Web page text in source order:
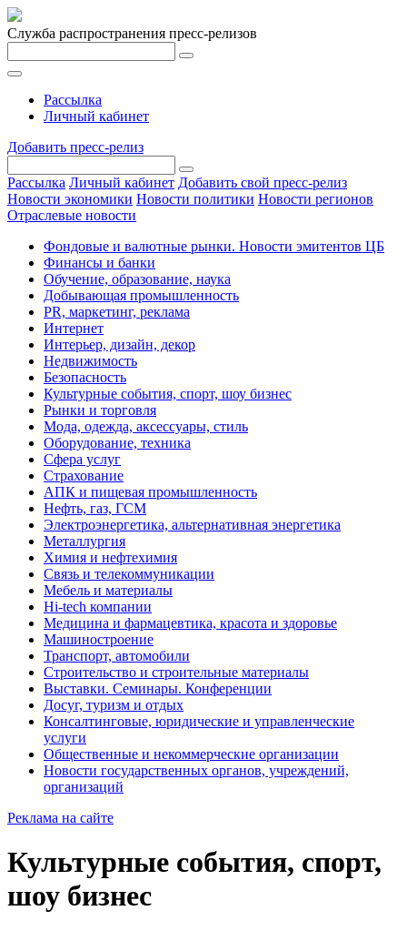
Служба распространения пресс-релизов
Рассылка
Личный кабинет
Добавить пресс-релиз
Рассылка Личный кабинет Добавить свой пресс-релиз
Новости экономики Новости политики Новости регионов
Отраслевые новости
Фондовые и валютные рынки. Новости эмитентов ЦБ
Финансы и банки
Обучение, образование, наука
Добывающая промышленность
PR, маркетинг, реклама
Интернет
Интерьер, дизайн, декор
Недвижимость
Безопасность
Культурные события, спорт, шоу бизнес
Рынки и торговля
Мода, одежда, аксессуары, стиль
Оборудование, техника
Сфера услуг
Страхование
АПК и пищевая промышленность
Нефть, газ, ГСМ
Электроэнергетика, альтернативная энергетика
Металлургия
Химия и нефтехимия
Связь и телекоммуникации
Мебель и материалы
Hi-tech компании
Медицина и фармацевтика, красота и здоровье
Машиностроение
Транспорт, автомобили
Строительство и строительные материалы
Выставки. Семинары. Конференции
Досуг, туризм и отдых
Консалтинговые, юридические и управленческие
услуги
Общественные и некоммерческие организации
Новости государственных органов, учреждений,
организаций
Реклама на сайте
Культурные события, спорт,
шоу бизнес